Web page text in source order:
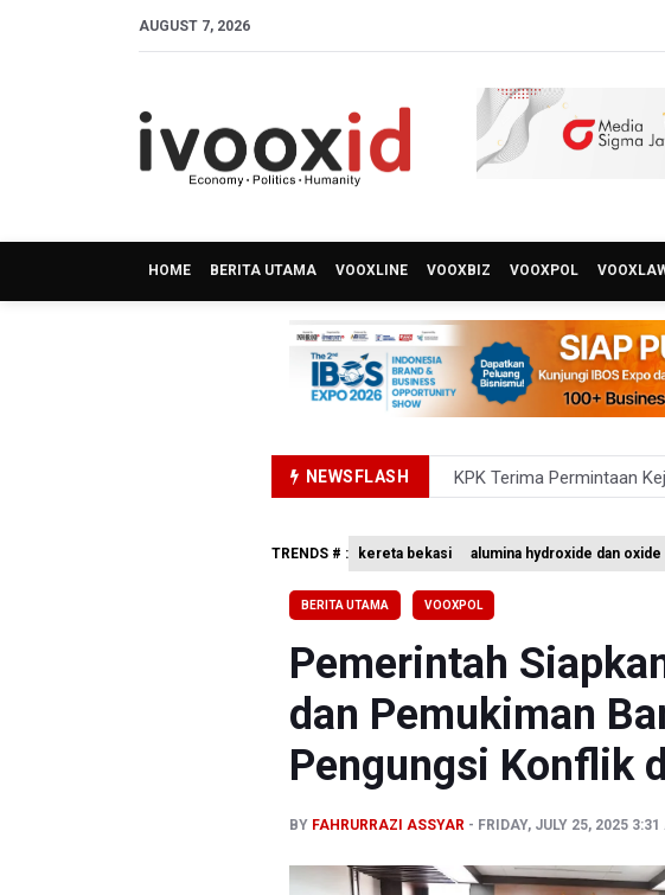
AUGUST 7, 2026
HOME BERITA UTAMA VOOXLINE VOOXBIZ VOOXPOL
NEWSFLASH
Kementerian ESDM Kaji
Penjelasan Kemenkes:
Terkait Temuan 995 Pucuk
KPK Terima Permintaan
TRENDS # : kereta bekasi alumina hydroxide dan oxide
BERITA UTAMA VOOXPOL
Pemerintah
dan Pemukiman
Pengungsi Konflik
BY FAHRURRAZI ASSYAR FRIDAY, JULY 25, 2025 3:31